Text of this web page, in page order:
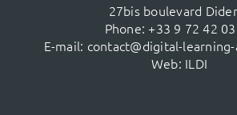
27bis boulevard
Phone: +33 9 72 42 03
E-mail: contact@digital-
Web: ILDI